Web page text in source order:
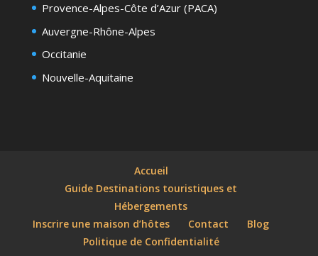
Provence-Alpes-Côte d’Azur (PACA)
Auvergne-Rhône-Alpes
Occitanie
Nouvelle-Aquitaine
Accueil
Guide Destinations touristiques et
Hébergements
Inscrire une maison d’hôtes
Contact
Blog
Politique de Confidentialité